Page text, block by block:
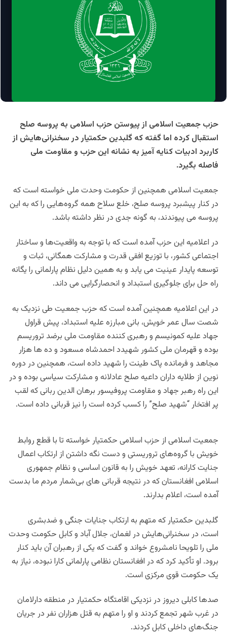
حزب جمعیت اسلامی از پیوستن حزب اسلامی به پروسه صلح
استقبال کرده اما گفته که گلبدین حکمتیار در سخنرانی‌هایش از
کاربرد ادبیات کنایه آمیز به نشانه این حزب و مقاومت ملی
فاصله بگیرد.
جمعیت اسلامی همچنین از حکومت وحدت ملی خواسته است که
در کنار پیشبرد پروسه صلح، خلع سلاح همه گروه‌هایی را که به این
پروسه می پیوندند، به گونه جدی در نظر داشته باشد.
در اعلامیه این حزب آمده است که با توجه به واقعیت‌ها و ساختار
اجتماعی کشور، با توزیع افقی قدرت و مشارکت همگانی، ثبات و
توسعه پایدار عینیت می یابد و به همین دلیل نظام پارلمانی را یگانه
راه حل برای جلوگیری استبداد و انحصارگرایی می داند.
در این اعلامیه همچنین آمده است که حزب جمعیت طی نزدیک به
شصت سال عمر خویش، بانی مبارزه علیه استبداد، پیش قراول
جهاد علیه کمونیسم و رهبری کننده مقاومت ملی برضد تروریسم
بوده و قهرمان ملی کشور شهیدد احمدشاه مسعود و ده ها هزار
مجاهد و فرمانده پاک طینت را شهید داده است، همچنین در دوره
نوین از طلایه داران داعیه صلح عادلانه و مشارکت سیاسی بوده و در
این راه رهبر جهاد و مقاومت پروفیسور برهان الدین ربانی که لقب
پر افتخار “شهید صلح” را کسب کرده است را نیز قربانی داده است.
جمعیت اسلامی از حزب اسلامی حکمتیار خواسته تا با قطع روابط
خویش با گروه‌های تروریستی و دست نگه داشتن از ارتکاب اعمال
جنایت کارانه، تعهد خویش را به قانون اساسی و نظام جمهوری
اسلامی افغانستان که در نتیجه قربانی های بی‌شمار مردم ما بدست
آمده است، اعلام بدارند.
گلبدین حکمتیار که متهم به ارتکاب جنایات جنگی و ضدبشری
است، در سخنرانی‌هایش در لغمان، جلال آباد و کابل حکومت وحدت
ملی را تلویحا نامشروع خواند و گفت که یکی از رهبران آن باید کنار
برود. او تأکید کرد که در افغانستان نظامی پارلمانی کارا نبوده، نیاز به
یک حکومت قوی مرکزی است.
صدها کابلی دیروز در نزدیکی اقامتگاه حکمتیار در منطقه دارلامان
در غرب شهر تجمع کردند و او را متهم به قتل هزاران نفر در جریان
جنگ‌های داخلی کابل کردند.